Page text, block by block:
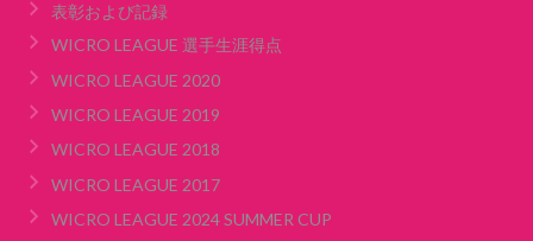
表彰および記録
WICRO LEAGUE 選手生涯得点
WICRO LEAGUE 2020
WICRO LEAGUE 2019
WICRO LEAGUE 2018
WICRO LEAGUE 2017
WICRO LEAGUE 2024 SUMMER CUP